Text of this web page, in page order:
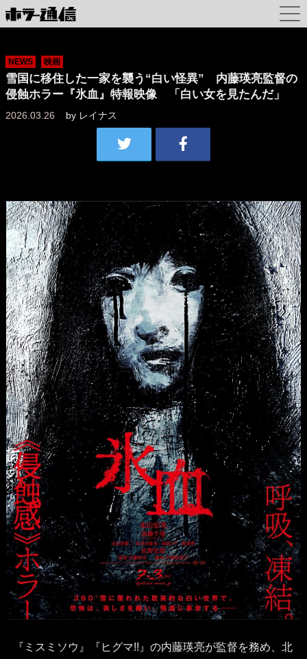
NEWS 映画
雪国に移住した一家を襲う“白い怪異” 内藤瑛亮監督の
侵蝕ホラー『氷血』特報映像 「白い女を見たんだ」
2026.03.26 by レイナス
『ミスミソウ』『ヒグマ!!』の内藤瑛亮が監督を務め、北